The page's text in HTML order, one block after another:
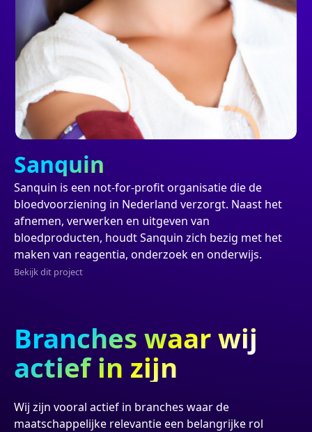
Sanquin
Sanquin is een not-for-profit organisatie die de
bloedvoorziening in Nederland verzorgt. Naast het
afnemen, verwerken en uitgeven van
bloedproducten, houdt Sanquin zich bezig met het
maken van reagentia, onderzoek en onderwijs.
Bekijk dit project
Branches waar wij
actief in zijn
Wij zijn vooral actief in branches waar de
maatschappelijke relevantie een belangrijke rol